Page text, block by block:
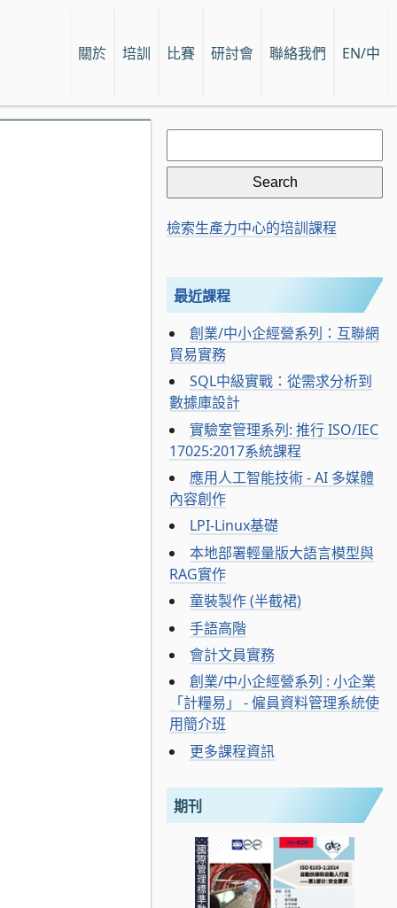
關於 培訓 比賽 研討會 聯絡我們 EN/中
Search
for:
檢索生產力中心的培訓課程
最近課程
創業/中小企經營系列：互聯網
貿易實務
SQL中級實戰：從需求分析到
數據庫設計
實驗室管理系列: 推行 ISO/IEC
17025:2017系統課程
應用人工智能技術 - AI 多媒體
內容創作
LPI-Linux基礎
本地部署輕量版大語言模型與
RAG實作
童裝製作 (半截裙)
手語高階
會計文員實務
創業/中小企經營系列 : 小企業
「計糧易」 - 僱員資料管理系統使
用簡介班
更多課程資訊
期刊